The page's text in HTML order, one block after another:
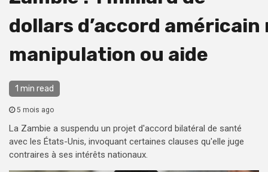
dollars d’accord
manipulation ou aide
1 min read
5 mois ago
La Zambie a suspendu un projet d'accord bilatéral de santé
avec les États-Unis, invoquant certaines clauses qu'elle juge
contraires à ses intérêts nationaux.